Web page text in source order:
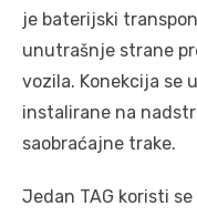
je baterijski
unutrašnje strane
vozila. Konekcija se
instalirane na
saobraćajne trake.
Jedan TAG koristi